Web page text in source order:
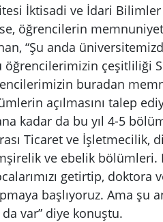
İktisadi ve İdari
öğrencilerin
“Şu anda
öğrencilerimizin çeşitliliği
buradan
açılmasını talep
kadar da bu yıl 4-5
Ticaret ve İşletmecilik,
ve ebelik bölümleri.
getirtip, doktora
başlıyoruz. Ama şu
var” diye konuştu.